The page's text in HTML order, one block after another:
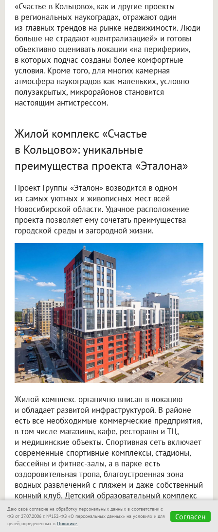
«Счастье в Кольцово», как и другие проекты
в региональных наукоградах, отражают один
из главных трендов на рынке недвижимости. Люди
больше не страдают «централизацией» и готовы
объективно оценивать локации «на периферии»,
в которых подчас созданы более комфортные
условия. Кроме того, для многих камерная
атмосфера наукоградов как маленьких, условно
полузакрытых, микрорайонов становится
настоящим антистрессом.
Жилой комплекс «Счастье
в Кольцово»: уникальные
преимущества проекта «Эталона»
Проект Группы «Эталон» возводится в одном
из самых уютных и живописных мест всей
Новосибирской области. Удачное расположение
проекта позволяет ему сочетать преимущества
городской среды и загородной жизни.
Жилой комплекс органично вписан в локацию
и обладает развитой инфраструктурой. В районе
есть все необходимые коммерческие предприятия,
в том числе магазины, кафе, рестораны и ТЦ,
и медицинские объекты. Спортивная сеть включает
современные спортивные комплексы, стадионы,
бассейны и фитнес-залы, а в парке есть
оздоровительная тропа, благоустроенная зона
водных развлечений с пляжем и даже собственный
конный клуб. Детский образовательный комплекс
сформирован из новых школ и детских садов.
Инфраструктура для жизни соседствует
Даю своё согласие на обработку персональных данных в соответствии с
ФЗ от 27.07.2006 г. №152-ФЗ «О персональных данных» на условиях и для
целей, определённых в Политике.
Согласен